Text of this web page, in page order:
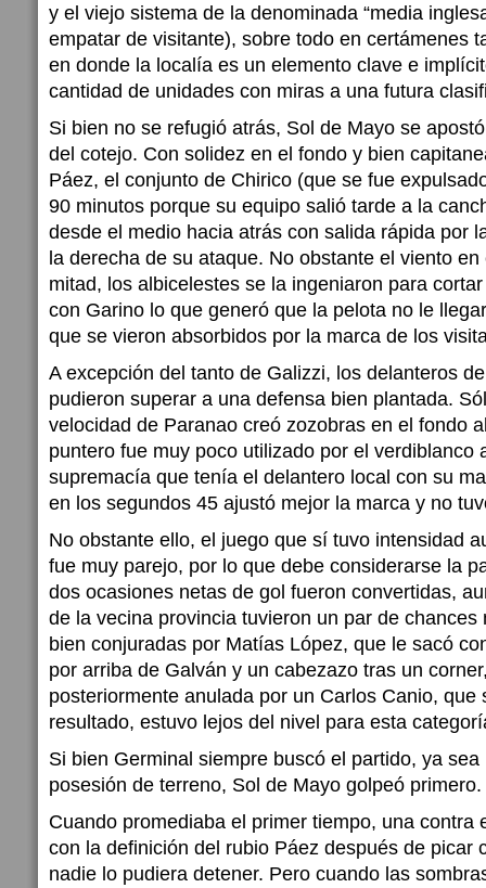
y el viejo sistema de la denominada “media
empatar de visitante), sobre todo en certámenes
en donde la localía es un elemento clave e
cantidad de unidades con miras a una futura
Si bien no se refugió atrás, Sol de Mayo se
del cotejo. Con solidez en el fondo y bien
Páez, el conjunto de Chirico (que se fue
90 minutos porque su equipo salió tarde a la
desde el medio hacia atrás con salida rápida por
la derecha de su ataque. No obstante el viento
mitad, los albicelestes se la ingeniaron para
con Garino lo que generó que la pelota no le
que se vieron absorbidos por la marca de los
A excepción del tanto de Galizzi, los delanteros
pudieron superar a una defensa bien plantada.
velocidad de Paranao creó zozobras en el fondo
puntero fue muy poco utilizado por el verdiblanco
supremacía que tenía el delantero local con su
en los segundos 45 ajustó mejor la marca y no
No obstante ello, el juego que sí tuvo intensidad
fue muy parejo, por lo que debe considerarse la
dos ocasiones netas de gol fueron convertidas,
de la vecina provincia tuvieron un par de chances
bien conjuradas por Matías López, que le sacó
por arriba de Galván y un cabezazo tras un
posteriormente anulada por un Carlos Canio, que
resultado, estuvo lejos del nivel para esta
Si bien Germinal siempre buscó el partido, ya
posesión de terreno, Sol de Mayo golpeó primero.
Cuando promediaba el primer tiempo, una contra
con la definición del rubio Páez después de picar
nadie lo pudiera detener. Pero cuando las